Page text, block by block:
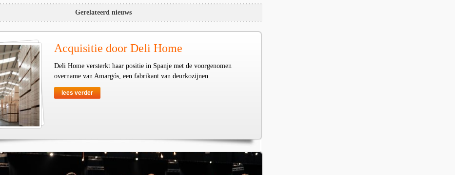
Gerelateerd nieuws
Acquisitie door Deli Home
Deli Home versterkt haar positie in Spanje met de voorgenomen
overname van Amargós, een fabrikant van deurkozijnen.
lees verder